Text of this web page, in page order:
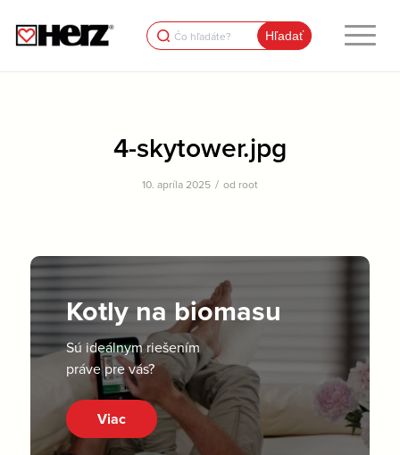
Search
for:
4-skytower.jpg
10. apríla 2025 / od root
Kotly na biomasu
Sú ideálnym riešením
práve pre vás?
Viac